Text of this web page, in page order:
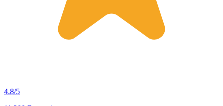
4.8/5